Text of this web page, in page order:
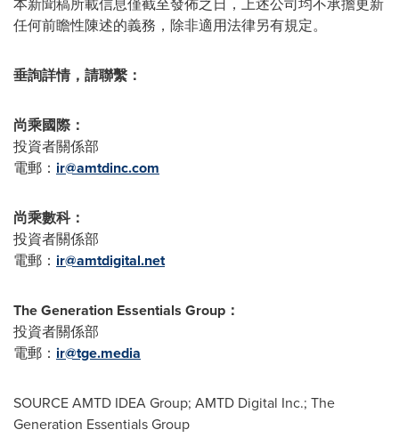
任何前瞻性陳述的義務，除非適用法律另有規定。
垂詢詳情，請聯繫：
尚乘國際：
投資者關係部
電郵： ir@amtdinc.com
尚乘數科：
投資者關係部
電郵： ir@amtdigital.net
The Generation Essentials Group ：
投資者關係部
電郵： ir@tge.media
SOURCE AMTD IDEA Group; AMTD Digital Inc.; The
Generation Essentials Group